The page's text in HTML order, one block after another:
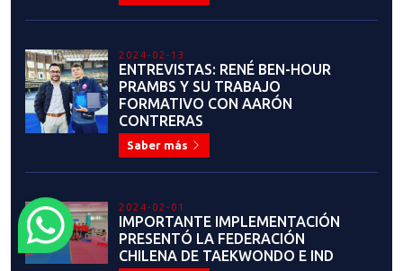
2024-02-13
ENTREVISTAS: RENÉ BEN-HOUR
PRAMBS Y SU TRABAJO
FORMATIVO CON AARÓN
CONTRERAS
Saber más
2024-02-01
IMPORTANTE IMPLEMENTACIÓN
PRESENTÓ LA FEDERACIÓN
CHILENA DE TAEKWONDO E IND